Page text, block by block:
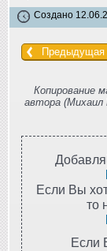
Создано
Предыдущая
Копирование
автора (Михаил
Если Вы
то
Если